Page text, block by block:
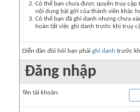
Có thể bạn chưa được quyền truy cập
nội dung bài gởi của thành viên khác
Có thể bạn đã ghi danh nhưng chưa
hoàn tất việc ghi danh trước khi truy
Diễn đàn đòi hỏi bạn phải ghi danh trước
Ðăng nhập
Tên tài khoản: